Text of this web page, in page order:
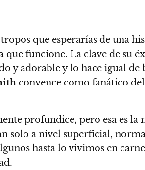
que esperarías de una
funcione. La clave de su
y adorable y lo hace igual de
convence como fanático
profundice, pero esa es la
solo a nivel superficial,
hasta lo vivimos en